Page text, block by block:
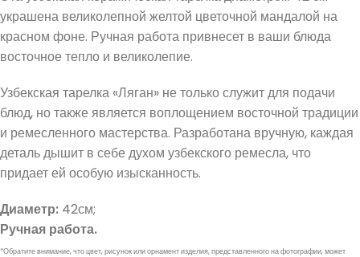
украшена великолепной желтой цветочной мандалой на
красном фоне. Ручная работа привнесет в ваши блюда
восточное тепло и великолепие.
Узбекская тарелка «Ляган» не только служит для подачи
блюд, но также является воплощением восточной традиции
и ремесленного мастерства. Разработана вручную, каждая
деталь дышит в себе духом узбекского ремесла, что
придает ей особую изысканность.
Диаметр: 42см;
Ручная работа.
*Обратите внимание, что цвет, рисунок или орнамент изделия, представленного на фотографии, может